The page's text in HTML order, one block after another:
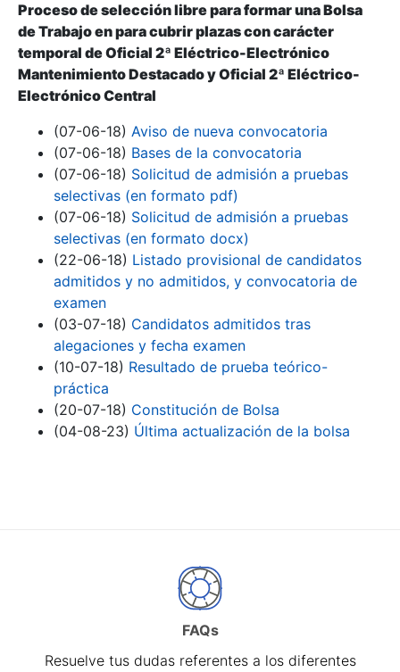
Mostrar/Ocultar
Mostrar/Ocultar
Proceso de selección libre para formar una Bolsa
de Trabajo en para cubrir plazas con carácter
temporal de Oficial 2ª Eléctrico-Electrónico
Mantenimiento Destacado y Oficial 2ª Eléctrico-
Electrónico Central
(07-06-18) Aviso de nueva convocatoria
(07-06-18) Bases de la convocatoria
(07-06-18) Solicitud de admisión a pruebas
selectivas (en formato pdf)
(07-06-18) Solicitud de admisión a pruebas
selectivas (en formato docx)
(22-06-18) Listado provisional de candidatos
admitidos y no admitidos, y convocatoria de
examen
(03-07-18) Candidatos admitidos tras
alegaciones y fecha examen
(10-07-18) Resultado de prueba teórico-
práctica
(20-07-18) Constitución de Bolsa
(04-08-23) Última actualización de la bolsa
FAQs
Resuelve tus dudas referentes a los diferentes